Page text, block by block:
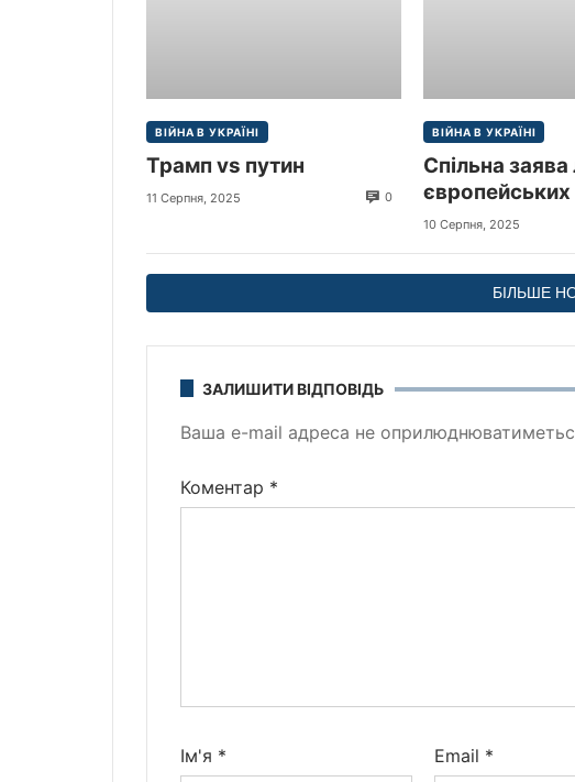
ВІЙНА В УКРАЇНІ
Трамп vs путин
11 Серпня, 2025 0
ВІЙНА В УКРАЇНІ
Спільна заява
європейських
щодо миру в
10 Серпня, 2025
БІЛЬШЕ
ЗАЛИШИТИ ВІДПОВІДЬ
Ваша e-mail адреса не
Коментар *
Ім'я * Email *